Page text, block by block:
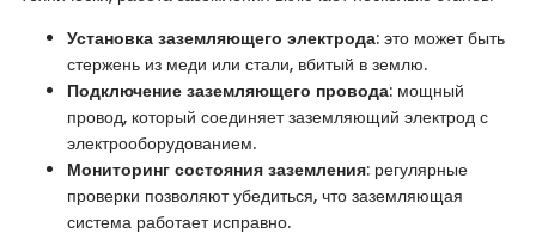
Установка заземляющего электрода: это может быть
стержень из меди или стали, вбитый в землю.
Подключение заземляющего провода: мощный
провод, который соединяет заземляющий электрод с
электрооборудованием.
Мониторинг состояния заземления: регулярные
проверки позволяют убедиться, что заземляющая
система работает исправно.